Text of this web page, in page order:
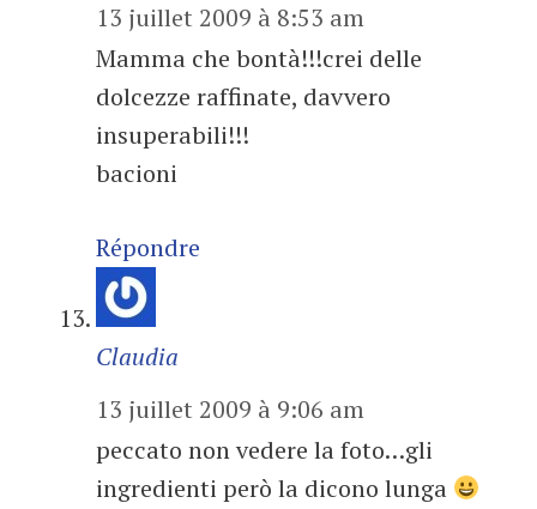
13 juillet 2009 à 8:53 am
Mamma che bontà!!!crei delle
dolcezze raffinate, davvero
insuperabili!!!
bacioni
Répondre
Claudia
13 juillet 2009 à 9:06 am
peccato non vedere la foto…gli
ingredienti però la dicono lunga